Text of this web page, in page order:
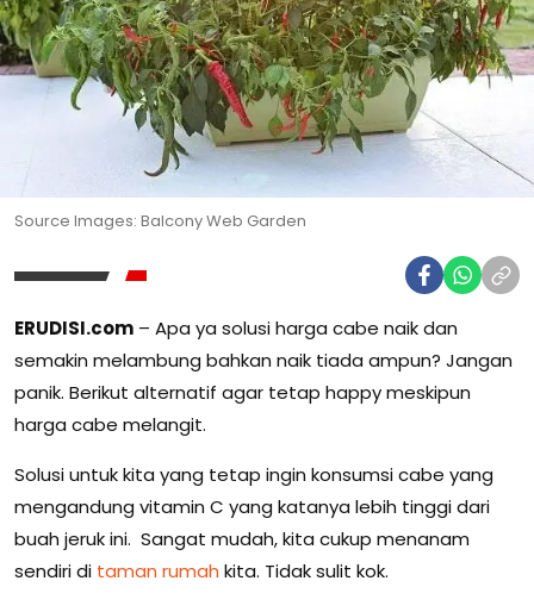
Source Images: Balcony Web Garden
ERUDISI.com – Apa ya solusi harga cabe naik dan
semakin melambung bahkan naik tiada ampun? Jangan
panik. Berikut alternatif agar tetap happy meskipun
harga cabe melangit.
Solusi untuk kita yang tetap ingin konsumsi cabe yang
mengandung vitamin C yang katanya lebih tinggi dari
buah jeruk ini. Sangat mudah, kita cukup menanam
sendiri di taman rumah kita. Tidak sulit kok.